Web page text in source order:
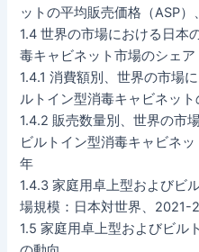
ットの平均販売価格（ASP
1.4 世界の市場における日本
毒キャビネット市場のシェア
1.4.1 消費額別、世界の市場
ルトイン型消毒キャビネッ
1.4.2 販売数量別、世界の市
ビルトイン型消毒キャビネ
年
1.4.3 家庭用卓上型およびビ
場規模：日本対世界、2021-
1.5 家庭用卓上型およびビル